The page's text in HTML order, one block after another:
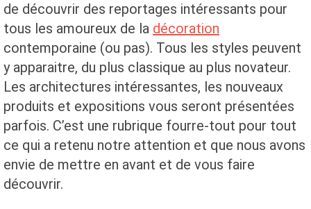
de découvrir des reportages intéressants pour
tous les amoureux de la décoration
contemporaine (ou pas). Tous les styles peuvent
y apparaitre, du plus classique au plus novateur.
Les architectures intéressantes, les nouveaux
produits et expositions vous seront présentées
parfois. C’est une rubrique fourre-tout pour tout
ce qui a retenu notre attention et que nous avons
envie de mettre en avant et de vous faire
découvrir.